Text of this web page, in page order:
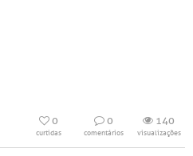
0
curtidas
0
comentários
140
visualizações